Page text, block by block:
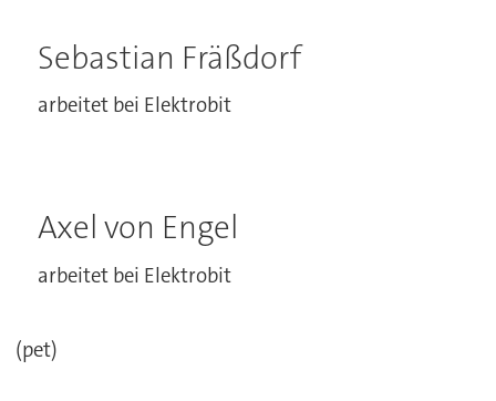
Sebastian Fräßdorf
arbeitet bei Elektrobit
Axel von Engel
arbeitet bei Elektrobit
(pet)